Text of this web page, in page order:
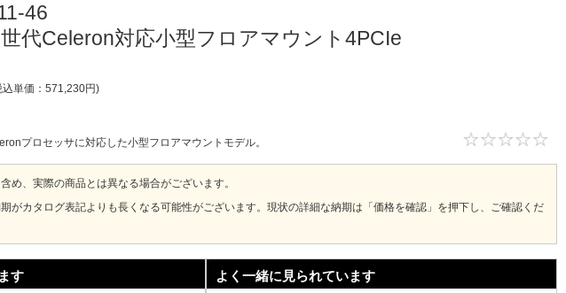
46
代Celeron対応小型フロアマウント4PCIe
込単価 571,230円
プロセッサに対応した小型フロアマウントモデル。
め、実際の商品とは異なる場合がございます。
がカタログ表記よりも長くなる可能性がございます。現状の詳細な納期は「価格を確認」を押下し、ご確認くだ
す よく一緒に見られています